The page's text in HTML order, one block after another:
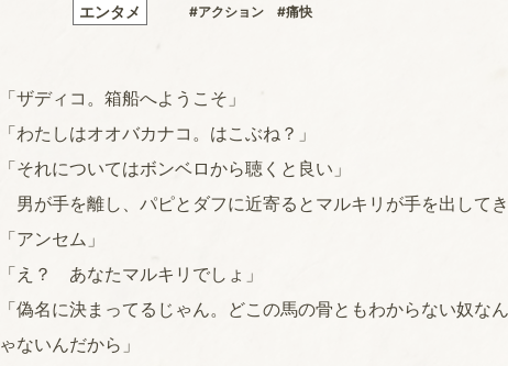
エンタメ #アクション #痛快
「ザディコ。箱船へようこそ」
「わたしはオオバカナコ。はこぶね？」
「それについてはボンベロから聴くと良い」
男が手を離し、パピとダフに近寄るとマルキリが手を出してき
「アンセム」
「え？ あなたマルキリでしょ」
「偽名に決まってるじゃん。どこの馬の骨ともわからない奴な
ゃないんだから」